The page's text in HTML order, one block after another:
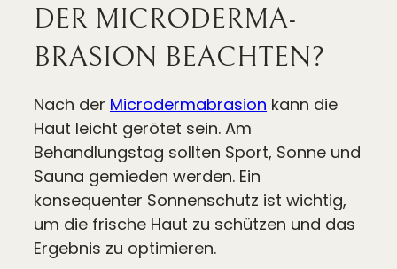
DER MICRO­DERMA­
BRASION BEACHTEN?
Nach der Microdermabrasion kann die
Haut leicht gerötet sein. Am
Behandlungstag sollten Sport, Sonne und
Sauna gemieden werden. Ein
konsequenter Sonnenschutz ist wichtig,
um die frische Haut zu schützen und das
Ergebnis zu optimieren.